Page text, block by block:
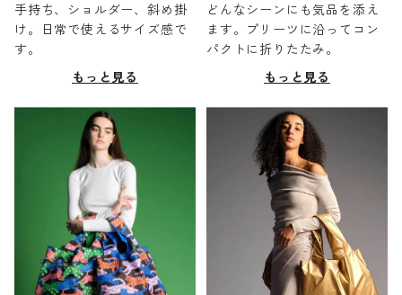
手持ち、ショルダー、斜め掛
け。日常で使えるサイズ感で
す。
もっと見る
どんなシーンにも気品を添え
ます。プリーツに沿ってコン
パクトに折りたたみ。
もっと見る